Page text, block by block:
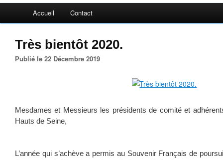
Accueil Contact
Très bientôt 2020.
Publié le 22 Décembre 2019
Mesdames et Messieurs les présidents de comité et
Hauts de Seine,
L’année qui s’achève a permis au Souvenir Français de